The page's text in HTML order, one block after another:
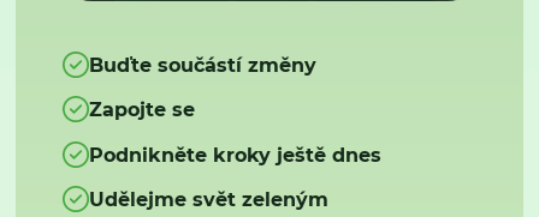
Buďte součástí změny
Zapojte se
Podnikněte kroky ještě dnes
Udělejme svět zeleným